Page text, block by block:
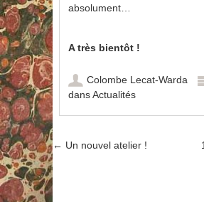
absolument…
A très bientôt !
Colombe Lecat-Warda
dansActualités
Poster
← Un nouvel atelier !